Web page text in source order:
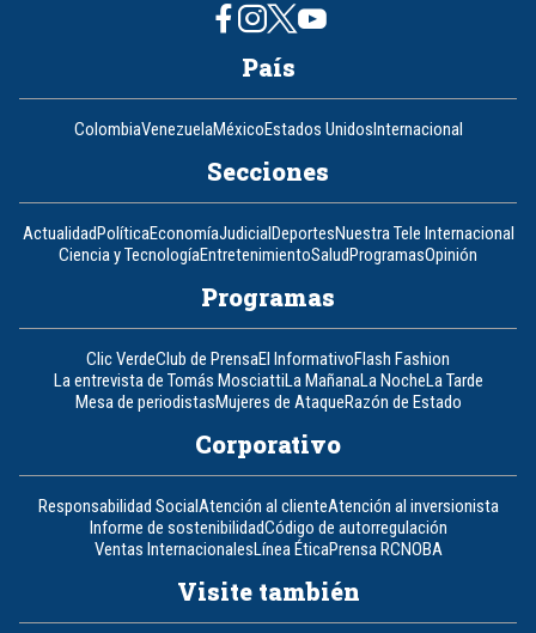
País
ColombiaVenezuelaMéxicoEstados UnidosInternacional
Secciones
ActualidadPolíticaEconomíaJudicialDeportesNuestra Tele Internacional
Ciencia y TecnologíaEntretenimientoSaludProgramasOpinión
Programas
Clic VerdeClub de PrensaEl InformativoFlash Fashion
La entrevista de Tomás MosciattiLa MañanaLa NocheLa Tarde
Mesa de periodistasMujeres de AtaqueRazón de Estado
Corporativo
Responsabilidad SocialAtención al clienteAtención al inversionista
Informe de sostenibilidadCódigo de autorregulación
Ventas InternacionalesLínea ÉticaPrensa RCNOBA
Visite también